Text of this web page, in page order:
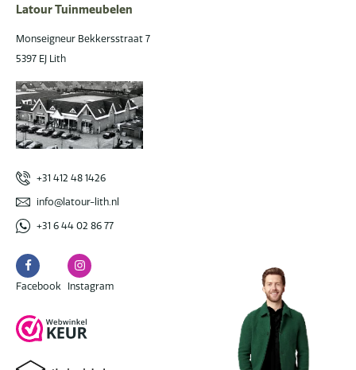
Latour Tuinmeubelen
Monseigneur Bekkersstraat 7
5397 EJ Lith
+31 412 48 1426
info@latour-lith.nl
+31 6 44 02 86 77
Facebook
Facebook
Instagram
Instagram